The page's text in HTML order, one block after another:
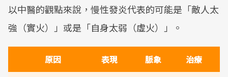
以中醫的觀點來說，慢性發炎代表的可能是「敵人太
強（實火）」或是「自身太弱（虛火）」。
原因 表現 脈象 治療